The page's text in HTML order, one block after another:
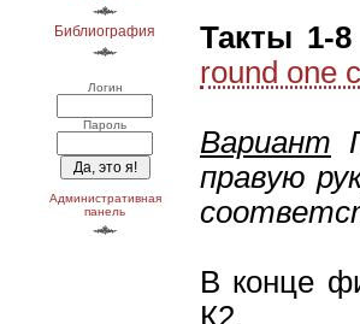
Библиография
Логин
Пароль
Административная
панель
Такты 1-8
round one
Вариант
правую
В конце
К2.